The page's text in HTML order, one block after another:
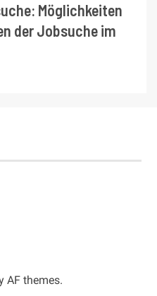
Möglichkeiten
der Jobsuche im
AF themes.